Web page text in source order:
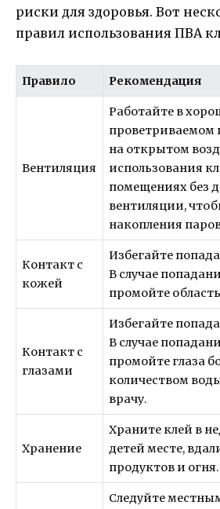
риски для здоровья. Вот
правил использования ПВА
Правило Рекомендация
Вентиляция
Работайте в
на открытом
использования
помещениях без
вентиляции,
накопления
Контакт с
кожей
Избегайте
В случае
промойте
Контакт с
глазами
Избегайте
В случае
промойте глаза
количеством
врачу.
Хранение
Храните клей в
детей месте,
продуктов и огня.
Следуйте